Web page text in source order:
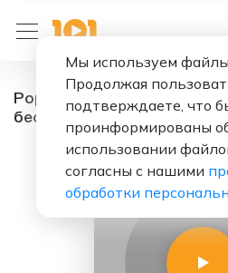
Pop music123 - радио
бесплатно
Мы используем
Продолжая
подтверждаете, что
проинформированы
использовании
согласны с нашими
обработки